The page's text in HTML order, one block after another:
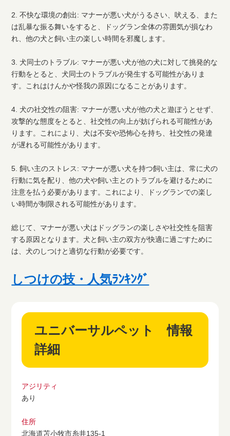
2. 不快な環境の創出: マナーが悪い犬がうるさい、吠える、また
は乱暴な振る舞いをすると、ドッグラン全体の雰囲気が損なわ
れ、他の犬と飼い主の楽しい時間を邪魔します。
3. 犬同士のトラブル: マナーが悪い犬が他の犬に対して挑発的な
行動をとると、犬同士のトラブルが発生する可能性がありま
す。これはけんかや怪我の原因になることがあります。
4. 犬の社交性の阻害: マナーが悪い犬が他の犬と遊ぼうとせず、
攻撃的な態度をとると、社交性の向上が妨げられる可能性があ
ります。これにより、犬は不安や恐怖心を持ち、社交性の発達
が遅れる可能性があります。
5. 飼い主のストレス: マナーが悪い犬を持つ飼い主は、常に犬の
行動に気を配り、他の犬や飼い主とのトラブルを避けるために
注意を払う必要があります。これにより、ドッグランでの楽し
い時間が制限される可能性があります。
総じて、マナーが悪い犬はドッグランの楽しさや社交性を阻害
する原因となります。犬と飼い主の双方が快適に過ごすために
は、犬のしつけと適切な行動が必要です。
しつけの技・人気ﾗﾝｷﾝｸﾞ
ユニバーサルペット 情報
詳細
アジリティ
あり
住所
北海道苫小牧市糸井135-1